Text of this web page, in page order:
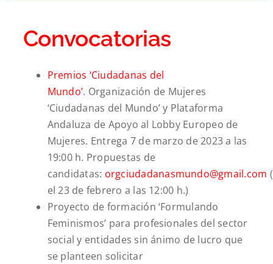
Convocatorias
Premios ‘Ciudadanas del
Mundo’. Organización de Mujeres
‘Ciudadanas del Mundo’ y Plataforma
Andaluza de Apoyo al Lobby Europeo de
Mujeres. Entrega 7 de marzo de 2023 a las
19:00 h. Propuestas de
candidatas: orgciudadanasmundo@gmail.com
el 23 de febrero a las 12:00 h.)
Proyecto de formación ‘Formulando
Feminismos’ para profesionales del sector
social y entidades sin ánimo de lucro que
se planteen solicitar